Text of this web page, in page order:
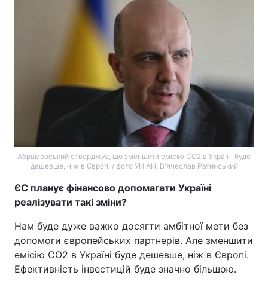
Абрамовський стверджує, що зменшити емісію СО2 в Україні буде
дешевше, ніж в Європі / фото УНІАН, В'ячеслав Ратинський
ЄС планує фінансово допомагати Україні
реалізувати такі зміни?
Нам буде дуже важко досягти амбітної мети без
допомоги європейських партнерів. Але зменшити
емісію СО2 в Україні буде дешевше, ніж в Європі.
Ефективність інвестицій буде значно більшою.